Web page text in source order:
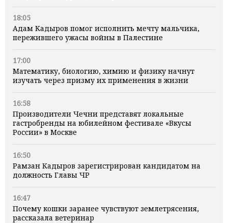
18:05
Адам Кадыров помог исполнить мечту мальчика,
пережившего ужасы войны в Палестине
17:00
Математику, биологию, химию и физику начнут
изучать через призму их применения в жизни
16:58
Производители Чечни представят локальные
гастробренды на юбилейном фестивале «Вкусы
России» в Москве
16:50
Рамзан Кадыров зарегистрирован кандидатом на
должность Главы ЧР
16:47
Почему кошки заранее чувствуют землетрясения,
рассказала ветеринар